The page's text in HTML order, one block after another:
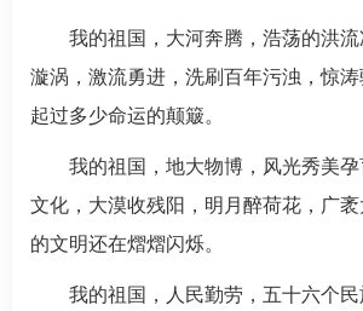
我的祖国，大河奔腾，浩荡的洪
漩涡，激流勇进，洗刷百年污浊，惊
起过多少命运的颠簸。
我的祖国，地大物博，风光秀美
文化，大漠收残阳，明月醉荷花，广
的文明还在熠熠闪烁。
我的祖国，人民勤劳，五十六个